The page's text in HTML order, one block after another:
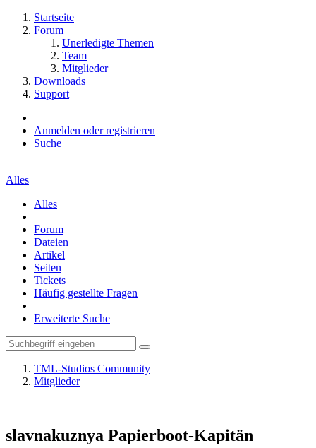
Startseite
Forum
Unerledigte Themen
Team
Mitglieder
Downloads
Support
Anmelden oder registrieren
Suche
Alles
Alles
Forum
Dateien
Artikel
Seiten
Tickets
Häufig gestellte Fragen
Erweiterte Suche
TML-Studios Community
Mitglieder
slavnakuznya Papierboot-Kapitän